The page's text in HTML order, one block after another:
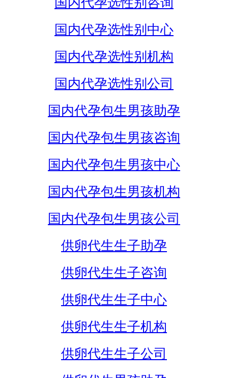
国内代孕选性别中心
国内代孕选性别机构
国内代孕选性别公司
国内代孕包生男孩助孕
国内代孕包生男孩咨询
国内代孕包生男孩中心
国内代孕包生男孩机构
国内代孕包生男孩公司
供卵代生生子助孕
供卵代生生子咨询
供卵代生生子中心
供卵代生生子机构
供卵代生生子公司